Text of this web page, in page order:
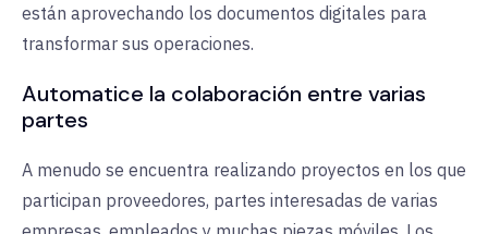
están aprovechando los documentos digitales para
transformar sus operaciones.
Automatice la colaboración entre varias
partes
A menudo se encuentra realizando proyectos en los que
participan proveedores, partes interesadas de varias